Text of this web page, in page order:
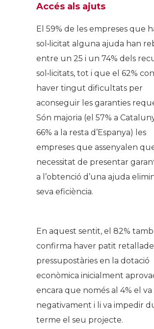
Accés als ajuts
El 59% de les empreses que
sol•licitat alguna ajuda han
entre un 25 i un 74% dels
sol•licitats, tot i que el 62%
haver tingut dificultats per
aconseguir les garanties
Són majoria (el 57% a
66% a la resta d’Espanya) les
empreses que assenyalen
necessitat de presentar
a l’obtenció d’una ajuda
seva eficiència.
En aquest sentit, el 82%
confirma haver patit
pressupostàries en la dotació
econòmica inicialment
encara que només al 4% el
negativament i li va impedir
terme el seu projecte.